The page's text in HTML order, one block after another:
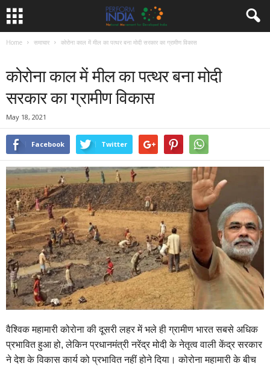
Home समाचार कोरोना काल में मील का पत्थर बना मोदी सरकार का ग्रामीण विकास
कोरोना काल में मील का पत्थर बना मोदी
सरकार का ग्रामीण विकास
May 18, 2021
Facebook Twitter
वैश्विक महामारी कोरोना की दूसरी लहर में भले ही ग्रामीण भारत सबसे अधिक
प्रभावित हुआ हो, लेकिन प्रधानमंत्री नरेंद्र मोदी के नेतृत्व वाली केंद्र सरकार
ने देश के विकास कार्य को प्रभावित नहीं होने दिया। कोरोना महामारी के बीच